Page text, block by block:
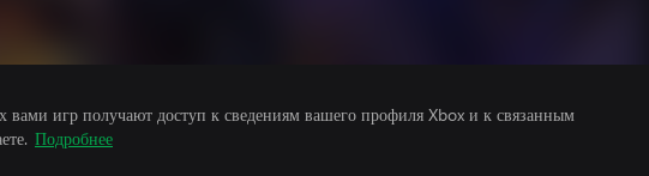
вами игр получают доступ к сведениям вашего профиля Xbox и к связанным
Подробнее